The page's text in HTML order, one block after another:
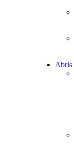
Abris